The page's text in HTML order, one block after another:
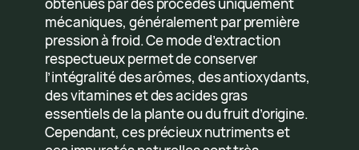
obtenues par des procédés uniquement
mécaniques, généralement par première
pression à froid. Ce mode d’extraction
respectueux permet de conserver
l’intégralité des arômes, des antioxydants,
des vitamines et des acides gras
essentiels de la plante ou du fruit d’origine.
Cependant, ces précieux nutriments et